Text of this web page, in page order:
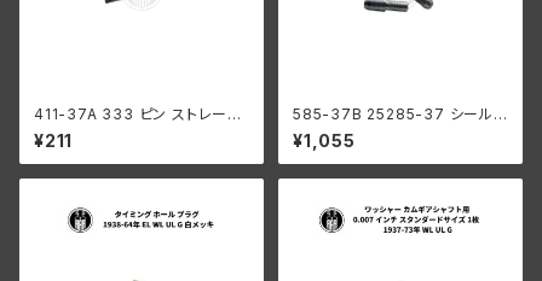
411-37A 333 ピン ストレーナ
ー リテーナー 1本 クランクケー
ス ハーレーダビッドソン 1937-
73年 WL UL G
¥211
585-37B 25285-37 シール
リング リテイニング ピン 2個セ
ット ハーレーダビッドソン 1937
-73年 WL UL G
¥1,055